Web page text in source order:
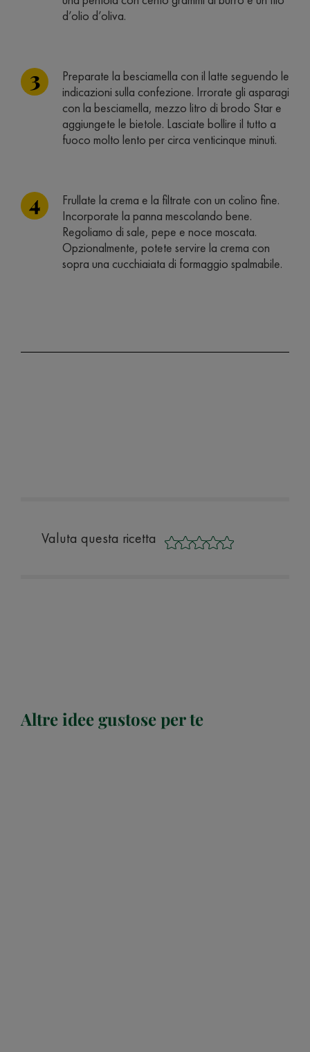
d’olio d’oliva.
Preparate la besciamella con il latte seguendo le
indicazioni sulla confezione. Irrorate gli asparagi
con la besciamella, mezzo litro di brodo Star e
aggiungete le bietole. Lasciate bollire il tutto a
fuoco molto lento per circa venticinque minuti.
Frullate la crema e la filtrate con un colino fine.
Incorporate la panna mescolando bene.
Regoliamo di sale, pepe e noce moscata.
Opzionalmente, potete servire la crema con
sopra una cucchiaiata di formaggio spalmabile.
Valuta questa ricetta
Altre idee gustose per te